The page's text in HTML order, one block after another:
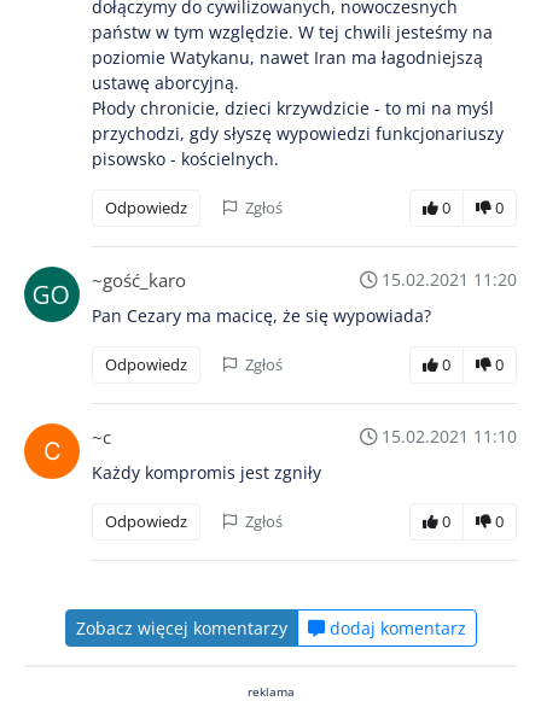
dołączymy do cywilizowanych, nowoczesnych
państw w tym względzie. W tej chwili jesteśmy na
poziomie Watykanu, nawet Iran ma łagodniejszą
ustawę aborcyjną.
Płody chronicie, dzieci krzywdzicie - to mi na myśl
przychodzi, gdy słyszę wypowiedzi funkcjonariuszy
pisowsko - kościelnych.
Odpowiedz Zgłoś 0 0
~gość_karo
15.02.2021 11:20
Pan Cezary ma macicę, że się wypowiada?
Odpowiedz Zgłoś 0 0
~c
15.02.2021 11:10
Każdy kompromis jest zgniły
Odpowiedz Zgłoś 0 0
Zobacz więcej komentarzy dodaj komentarz
reklama